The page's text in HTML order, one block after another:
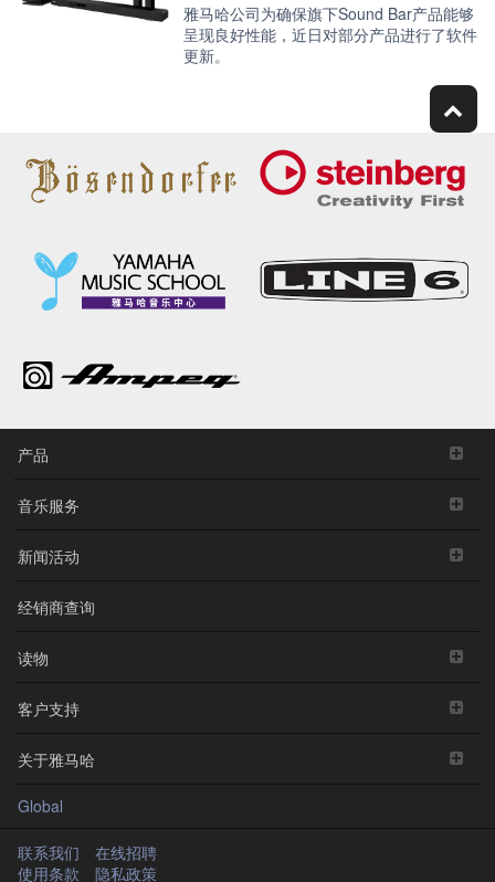
雅马哈公司为确保旗下Sound Bar产品能够
呈现良好性能，近日对部分产品进行了软件
更新。
产品
音乐服务
新闻活动
经销商查询
读物
客户支持
关于雅马哈
Global
联系我们
在线招聘
使用条款
隐私政策